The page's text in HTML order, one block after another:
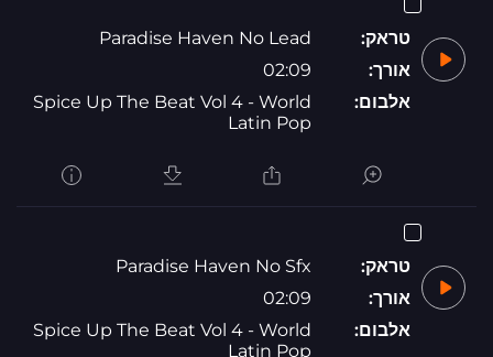
טראק:
Paradise Haven No Lead
אורך:
02:09
אלבום:
Spice Up The Beat Vol 4 - World
Latin Pop
טראק:
Paradise Haven No Sfx
אורך:
02:09
אלבום:
Spice Up The Beat Vol 4 - World
Latin Pop